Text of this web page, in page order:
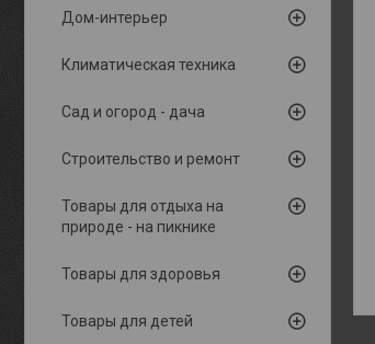
Дом-интерьер
Климатическая техника
Сад и огород - дача
Строительство и ремонт
Товары для отдыха на
природе - на пикнике
Товары для здоровья
Товары для детей